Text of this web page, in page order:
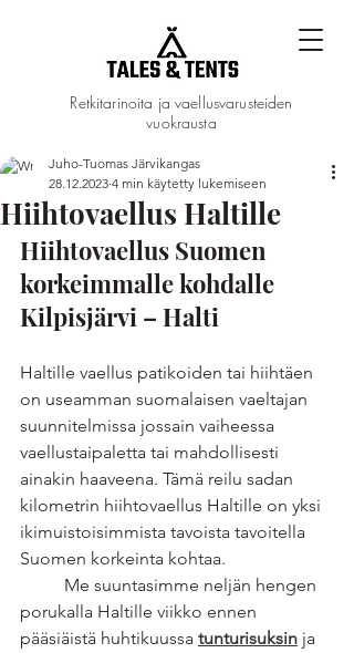
Retkitarinoita ja vaellusvarusteiden
vuokrausta
Hiihtovaellus Haltille
Juho-Tuomas Järvikangas
28.12.2023 4 min käytetty lukemiseen
Hiihtovaellus Suomen
korkeimmalle kohdalle
Kilpisjärvi – Halti
Haltille vaellus patikoiden tai hiihtäen
on useamman suomalaisen vaeltajan
suunnitelmissa jossain vaiheessa
vaellustaipaletta tai mahdollisesti
ainakin haaveena. Tämä reilu sadan
kilometrin hiihtovaellus Haltille on yksi
ikimuistoisimmista tavoista tavoitella
Suomen korkeinta kohtaa.
porukalla Haltille viikko ennen
pääsiäistä huhtikuussa tunturisuksin ja